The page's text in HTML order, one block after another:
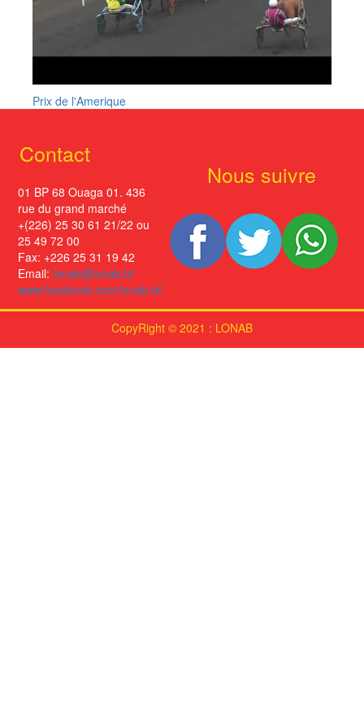
Prix de l'Amerique
Contact
01 BP 68 Ouaga 01. 436
rue du grand marché
+(226) 25 30 61 21/22 ou
25 49 72 00
Fax: +226 25 31 19 42
Email: lonab@lonab.bf
www.facebook.com/lonab.bf
Nous suivre
CopyRight © 2021 : LONAB